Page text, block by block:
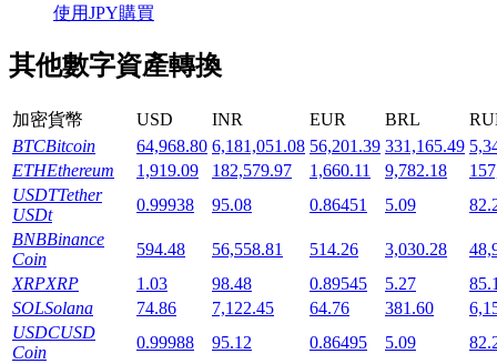
活期質押獲得熱門資產
使用JPY購買
其他數字資產轉換
加密貨幣 USD INR EUR BRL
BTCBitcoin 64,968.80 6,181,051.08 56,201.39 331,165.49
ETHEthereum 1,919.09 182,579.97 1,660.11 9,782.18
USDTTether
USDt
0.99938 95.08 0.86451 5.09
BNBBinance
Coin
594.48 56,558.81 514.26 3,030.28
XRPXRP 1.03 98.48 0.89545 5.27
SOLSolana 74.86 7,122.45 64.76 381.60
USDCUSD
Coin
0.99988 95.12 0.86495 5.09